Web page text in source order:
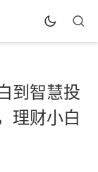
到智慧投
理财小白